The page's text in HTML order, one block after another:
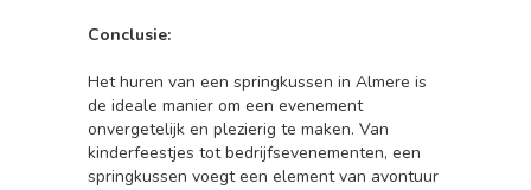
Conclusie:
Het huren van een springkussen in Almere is
de ideale manier om een evenement
onvergetelijk en plezierig te maken. Van
kinderfeestjes tot bedrijfsevenementen, een
springkussen voegt een element van avontuur